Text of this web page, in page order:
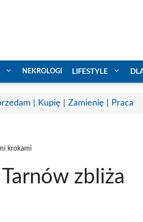
NEKROLOGI LIFESTYLE
| Kupię | Zamienię | Praca
krokami
zbliża